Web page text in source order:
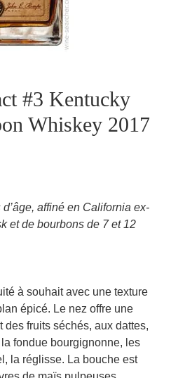
#3 Kentucky
Whiskey 2017
affiné en California ex-
et de bourbons de 7 et 12
à souhait avec une texture
épicé. Le nez offre une
fruits séchés, aux dattes,
fondue bourgignonne, les
la réglisse. La bouche est